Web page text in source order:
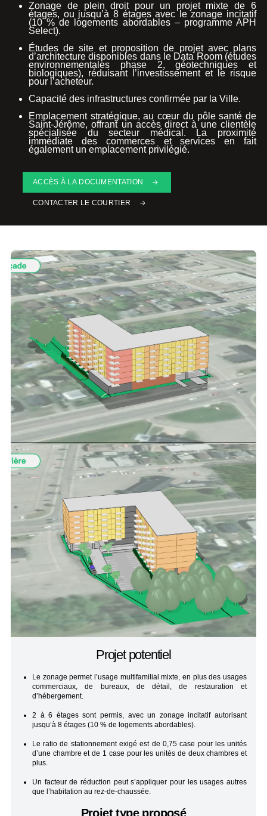
Zonage de plein droit pour un projet mixte de 6
étages, ou jusqu’à 8 étages avec le zonage incitatif
(10 % de logements abordables – programme APH
Select).
Études de site et proposition de projet avec plans
d’architecture disponibles dans le Data Room (études
environnementales phase 2, géotechniques et
biologiques), réduisant l’investissement et le risque
pour l’acheteur.
Capacité des infrastructures confirmée par la Ville.
Emplacement stratégique, au cœur du pôle santé de
Saint-Jérôme, offrant un accès direct à une clientèle
spécialisée du secteur médical. La proximité
immédiate des commerces et services en fait
également un emplacement privilégié.
ACCÈS À LA DOCUMENTATION
CONTACTER LE COURTIER
Projet potentiel
Le zonage permet l’usage multifamilial mixte, en plus des usages
commerciaux, de bureaux, de détail, de restauration et
d’hébergement.
2 à 6 étages sont permis, avec un zonage incitatif autorisant
jusqu’à 8 étages (10 % de logements abordables).
Le ratio de stationnement exigé est de 0,75 case pour les unités
d’une chambre et de 1 case pour les unités de deux chambres et
plus.
Un facteur de réduction peut s’appliquer pour les usages autres
que l’habitation au rez-de-chaussée.
Projet type proposé